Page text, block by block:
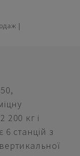
|
200 кг і
6 станцій з